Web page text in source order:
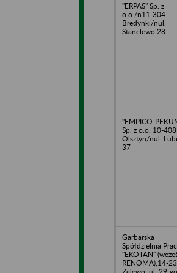
"ERPAS" Sp. z
o.o./n11-304
Bredynki/nul.
Stanclewo 28
"EMPICO-
Sp. z o.o. 10-408
Olsztyn/nul.
37
Garbarska
Spółdzielnia
"EKOTAN"
RENOMA),14-